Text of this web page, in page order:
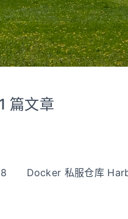
篇文章
Docker 私服仓库